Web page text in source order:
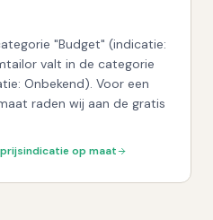
"Budget" (indicatie:
valt in de categorie
Onbekend). Voor een
raden wij aan de gratis
op maat